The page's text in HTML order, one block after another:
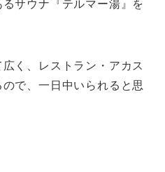
サウナ『テルマー湯』を
く、レストラン・アカス
で、一日中いられると思